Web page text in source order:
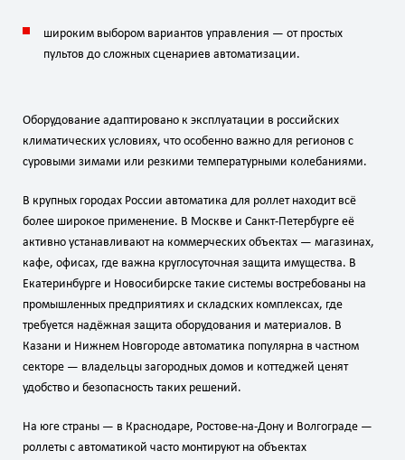
широким выбором вариантов управления — от простых
пультов до сложных сценариев автоматизации.
Оборудование адаптировано к эксплуатации в российских
климатических условиях, что особенно важно для регионов с
суровыми зимами или резкими температурными колебаниями.
В крупных городах России автоматика для роллет находит всё
более широкое применение. В Москве и Санкт‑Петербурге её
активно устанавливают на коммерческих объектах — магазинах,
кафе, офисах, где важна круглосуточная защита имущества. В
Екатеринбурге и Новосибирске такие системы востребованы на
промышленных предприятиях и складских комплексах, где
требуется надёжная защита оборудования и материалов. В
Казани и Нижнем Новгороде автоматика популярна в частном
секторе — владельцы загородных домов и коттеджей ценят
удобство и безопасность таких решений.
На юге страны — в Краснодаре, Ростове‑на‑Дону и Волгограде —
роллеты с автоматикой часто монтируют на объектах